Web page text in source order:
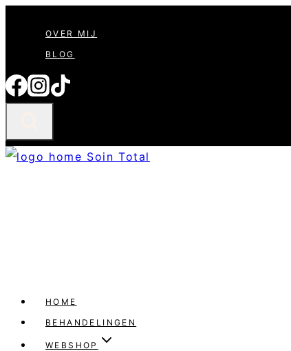
inhoud
OVER MIJ
BLOG
HOME
BEHANDELINGEN
WEBSHOP